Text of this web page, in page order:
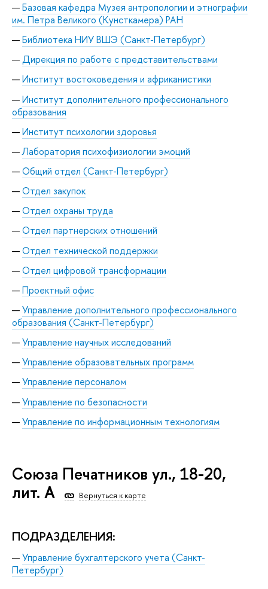
Базовая кафедра Музея антропологии и этнографии
им. Петра Великого (Кунсткамера) РАН
Библиотека НИУ ВШЭ (Санкт-Петербург)
Дирекция по работе с представительствами
Институт востоковедения и африканистики
Институт дополнительного профессионального
образования
Институт психологии здоровья
Лаборатория психофизиологии эмоций
Общий отдел (Санкт-Петербург)
Отдел закупок
Отдел охраны труда
Отдел партнерских отношений
Отдел технической поддержки
Отдел цифровой трансформации
Проектный офис
Управление дополнительного профессионального
образования (Санкт-Петербург)
Управление научных исследований
Управление образовательных программ
Управление персоналом
Управление по безопасности
Управление по информационным технологиям
Союза Печатников ул., 18-20,
лит. А
Вернуться к карте
ПОДРАЗДЕЛЕНИЯ:
Управление бухгалтерского учета (Санкт-
Петербург)